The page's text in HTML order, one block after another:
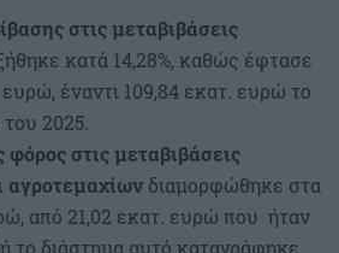
στις μεταβιβάσεις
κατά 14,28%, καθώς έφτασε
ευρώ, έναντι 109,84 εκατ. ευρώ το
2025.
στις μεταβιβάσεις
αγροτεμαχίωνδιαμορφώθηκε στα
από 21,02 εκατ. ευρώ που ήταν
το διάστημα αυτό καταγράφηκε